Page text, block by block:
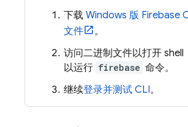
下载 Windows 版 Firebase
文件
。
访问二进制文件以打开 shell
以运行 firebase 命令。
继续登录并测试 CLI。